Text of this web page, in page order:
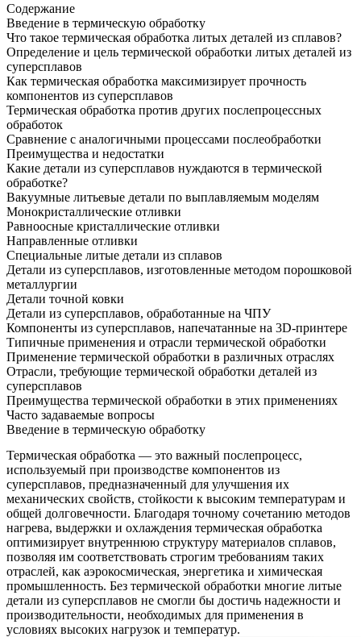
Содержание
Введение в термическую обработку
Что такое термическая обработка литых деталей из сплавов?
Определение и цель термической обработки литых деталей из
суперсплавов
Как термическая обработка максимизирует прочность
компонентов из суперсплавов
Термическая обработка против других послепроцессных
обработок
Сравнение с аналогичными процессами послеобработки
Преимущества и недостатки
Какие детали из суперсплавов нуждаются в термической
обработке?
Вакуумные литьевые детали по выплавляемым моделям
Монокристаллические отливки
Равноосные кристаллические отливки
Направленные отливки
Специальные литые детали из сплавов
Детали из суперсплавов, изготовленные методом порошковой
металлургии
Детали точной ковки
Детали из суперсплавов, обработанные на ЧПУ
Компоненты из суперсплавов, напечатанные на 3D-принтере
Типичные применения и отрасли термической обработки
Применение термической обработки в различных отраслях
Отрасли, требующие термической обработки деталей из
суперсплавов
Преимущества термической обработки в этих применениях
Часто задаваемые вопросы
Введение в термическую обработку
Термическая обработка — это важный послепроцесс,
используемый при производстве компонентов из
суперсплавов, предназначенный для улучшения их
механических свойств, стойкости к высоким температурам и
общей долговечности. Благодаря точному сочетанию методов
нагрева, выдержки и охлаждения термическая обработка
оптимизирует внутреннюю структуру материалов сплавов,
позволяя им соответствовать строгим требованиям таких
отраслей, как аэрокосмическая, энергетика и химическая
промышленность. Без термической обработки многие литые
детали из суперсплавов не смогли бы достичь надежности и
производительности, необходимых для применения в
условиях высоких нагрузок и температур.